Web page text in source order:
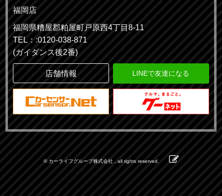
福岡店
福岡県糟屋郡粕屋町戸原西4丁目8-11
TEL：:0120-038-871
(ガイダンス後2番)
店舗情報 LINEで友達になる
© カーライフグループ株式会社 , all rights reserved.